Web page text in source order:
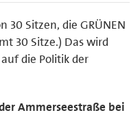
30 Sitzen, die GRÜNEN
30 Sitze.) Das wird
die Politik der
Ammerseestraße bei